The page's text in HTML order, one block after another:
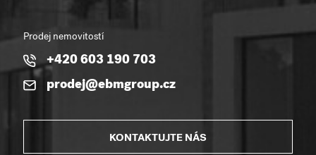
Prodej nemovitostí
+420 603 190 703
prodej@ebmgroup.cz
KONTAKTUJTE NÁS